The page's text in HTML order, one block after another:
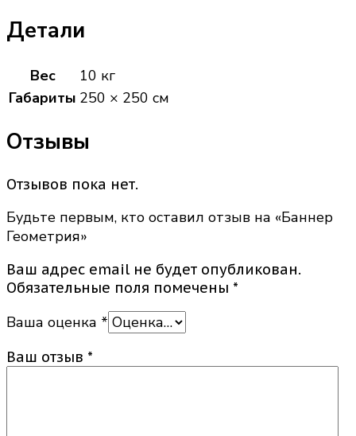
Детали
Вес
10 кг
Габариты 250 × 250 см
Отзывы
Отзывов пока нет.
Будьте первым, кто оставил отзыв на «Баннер
Геометрия»
Ваш адрес email не будет опубликован.
Обязательные поля помечены *
Ваша оценка *
Ваш отзыв *